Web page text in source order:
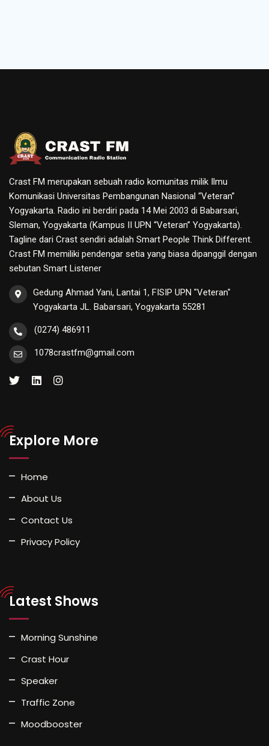
Crast FM merupakan sebuah radio komunitas milik Ilmu
Komunikasi Universitas Pembangunan Nasional “Veteran”
Yogyakarta. Radio ini berdiri pada 14 Mei 2003 di Babarsari,
Sleman, Yogyakarta (Kampus II UPN “Veteran” Yogyakarta).
Tagline dari Crast sendiri adalah Smart People Think Different.
Crast FM memiliki pendengar setia yang biasa dipanggil dengan
sebutan Smart Listener
Gedung Ahmad Yani, Lantai 1, FISIP UPN "Veteran"
Yogyakarta JL. Babarsari, Yogyakarta 55281
(0274) 486911
1078crastfm@gmail.com
Explore More
Home
About Us
Contact Us
Privacy Policy
Latest Shows
Morning Sunshine
Crast Hour
Speaker
Traffic Zone
Moodbooster